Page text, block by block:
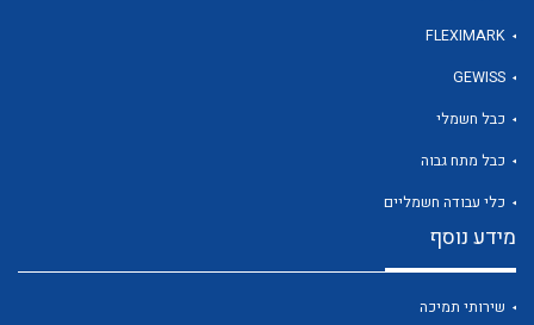
FLEXIMARK
GEWISS
כבל חשמלי
כבל מתח גבוה
כלי עבודה חשמליים
מידע נוסף
שירותי תמיכה